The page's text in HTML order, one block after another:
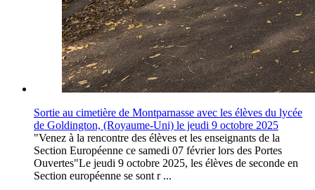
Sortie au cimetière de Montparnasse avec les élèves du lycée
de Goldington, (Royaume-Uni) le jeudi 9 octobre 2025
"Venez à la rencontre des élèves et les enseignants de la
Section Européenne ce samedi 07 février lors des Portes
Ouvertes"Le jeudi 9 octobre 2025, les élèves de seconde en
Section européenne se sont r ...